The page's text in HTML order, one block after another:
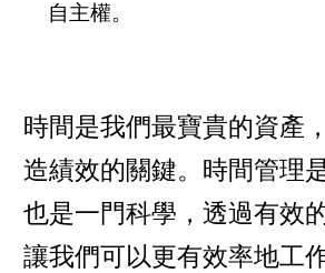
自主權。
時間是我們最寶貴的資產
造績效的關鍵。時間管理
也是一門科學，透過有效
讓我們可以更有效率地工